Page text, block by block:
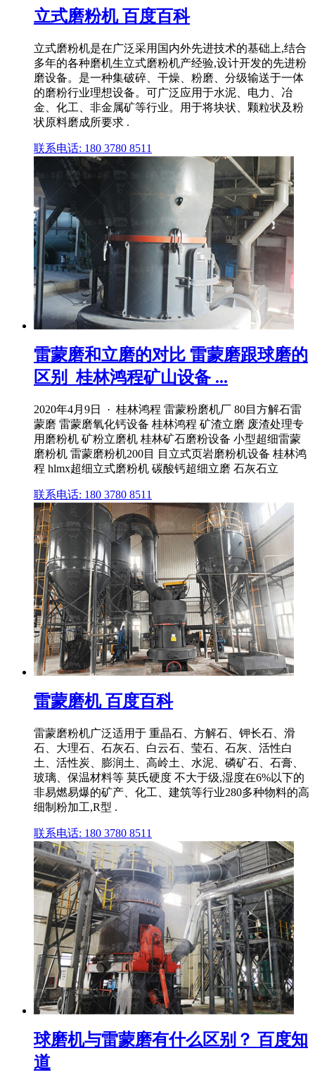
立式磨粉机 百度百科
立式磨粉机是在广泛采用国内外先进技术的基础上,结合
多年的各种磨机生立式磨粉机产经验,设计开发的先进粉
磨设备。是一种集破碎、干燥、粉磨、分级输送于一体
的磨粉行业理想设备。可广泛应用于水泥、电力、冶
金、化工、非金属矿等行业。用于将块状、颗粒状及粉
状原料磨成所要求 .
联系电话: 180 3780 8511
雷蒙磨和立磨的对比 雷蒙磨跟球磨的
区别_桂林鸿程矿山设备 ...
2020年4月9日 · 桂林鸿程 雷蒙粉磨机厂 80目方解石雷
蒙磨 雷蒙磨氧化钙设备 桂林鸿程 矿渣立磨 废渣处理专
用磨粉机 矿粉立磨机 桂林矿石磨粉设备 小型超细雷蒙
磨粉机 雷蒙磨粉机200目 目立式页岩磨粉机设备 桂林鸿
程 hlmx超细立式磨粉机 碳酸钙超细立磨 石灰石立
联系电话: 180 3780 8511
雷蒙磨机 百度百科
雷蒙磨粉机广泛适用于 重晶石、方解石、钾长石、滑
石、大理石、石灰石、白云石、莹石、石灰、活性白
土、活性炭、膨润土、高岭土、水泥、磷矿石、石膏、
玻璃、保温材料等 莫氏硬度 不大于级,湿度在6%以下的
非易燃易爆的矿产、化工、建筑等行业280多种物料的高
细制粉加工,R型 .
联系电话: 180 3780 8511
球磨机与雷蒙磨有什么区别？ 百度知
道